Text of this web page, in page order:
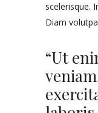
scelerisque.
Diam
“Ut